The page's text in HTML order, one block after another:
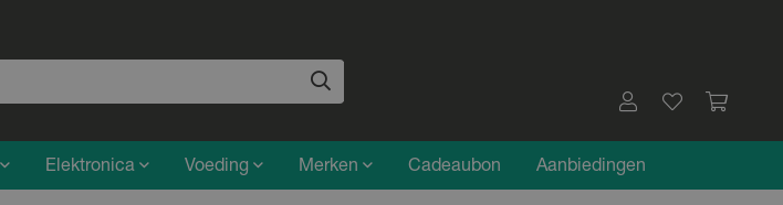
Elektronica Voeding Merken Cadeaubon Aanbiedingen